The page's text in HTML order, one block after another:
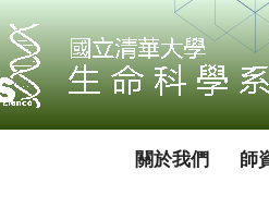
關於我們 師